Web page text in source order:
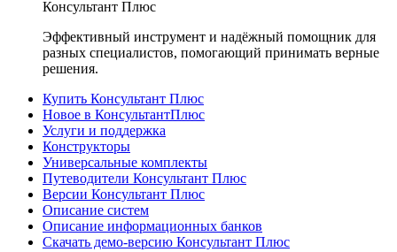
Консультант Плюс
Эффективный инструмент и надёжный помощник для
разных специалистов, помогающий принимать верные
решения.
Купить Консультант Плюс
Новое в КонсультантПлюс
Услуги и поддержка
Конструкторы
Универсальные комплекты
Путеводители Консультант Плюс
Версии Консультант Плюс
Описание систем
Описание информационных банков
Скачать демо-версию Консультант Плюс